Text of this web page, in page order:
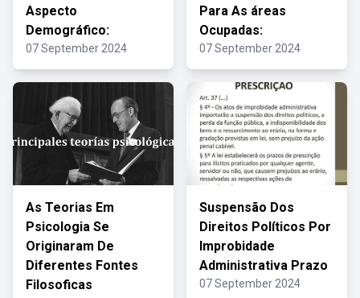
Aspecto
Demográfico:
07 September 2024
Para As áreas
Ocupadas:
07 September 2024
As Teorias Em
Psicologia Se
Originaram De
Diferentes Fontes
Filosoficas
Suspensão Dos
Direitos Políticos Por
Improbidade
Administrativa Prazo
07 September 2024